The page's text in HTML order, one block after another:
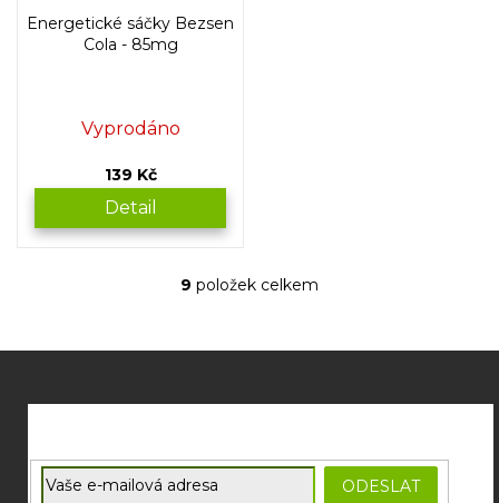
Energetické sáčky Bezsen
Cola - 85mg
Vyprodáno
139 Kč
Detail
O
á
a
p
9 položek celkem
E-mail
ODESLAT